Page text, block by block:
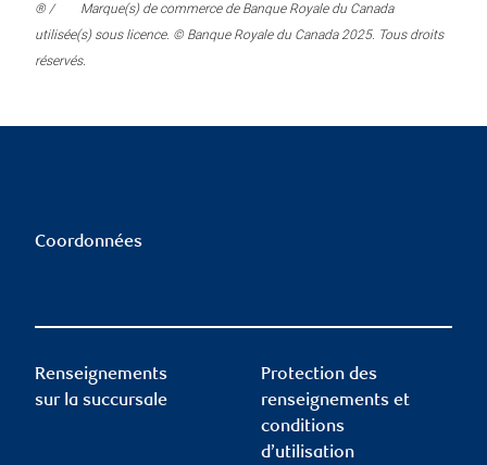
® /
Marque(s) de commerce de Banque Royale du Canada
utilisée(s) sous licence. © Banque Royale du Canada 2025. Tous droits
réservés.
Coordonnées
Renseignements
sur la succursale
Protection des
renseignements et
conditions
d’utilisation